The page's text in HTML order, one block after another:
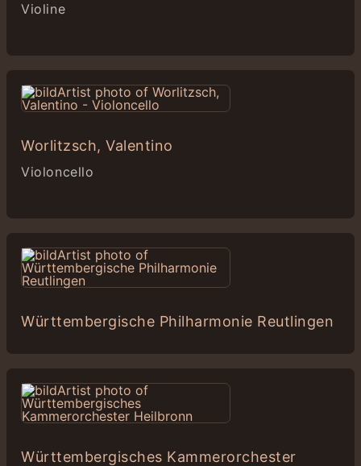
Violine
Worlitzsch, Valentino
Violoncello
Württembergische Philharmonie Reutlingen
Württembergisches Kammerorchester